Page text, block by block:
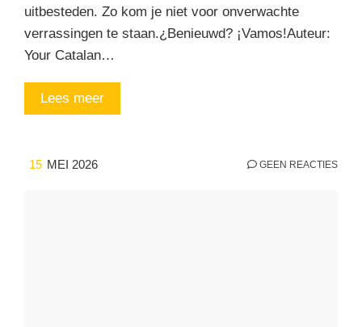
uitbesteden. Zo kom je niet voor onverwachte
verrassingen te staan.¿Benieuwd? ¡Vamos!Auteur:
Your Catalan…
Lees meer
15 MEI 2026 GEEN REACTIES